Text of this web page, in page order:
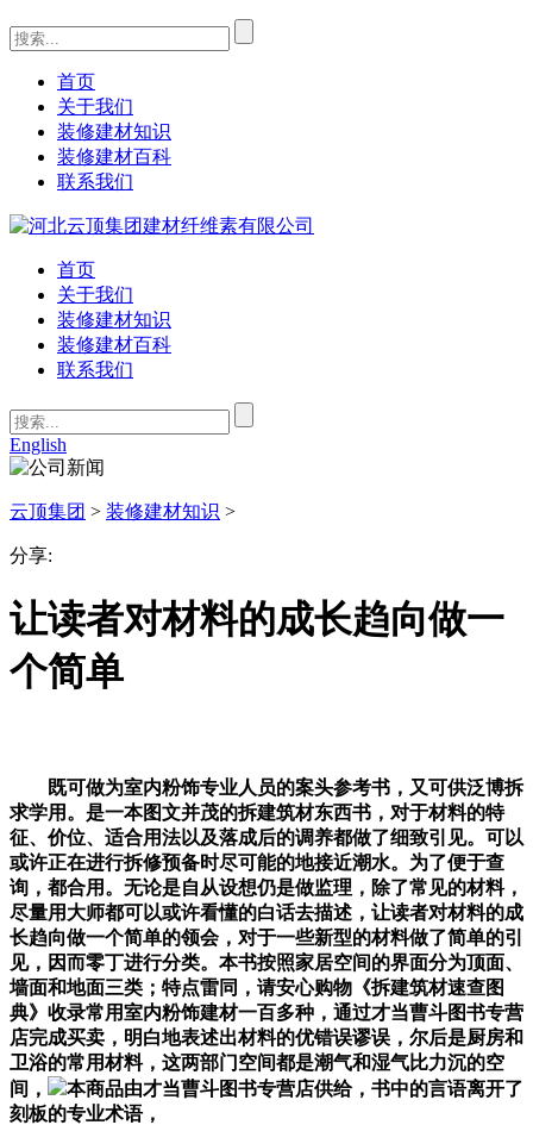
首页
关于我们
装修建材知识
装修建材百科
联系我们
首页
关于我们
装修建材知识
装修建材百科
联系我们
English
云顶集团 > 装修建材知识 >
分享:
让读者对材料的成长趋向做一
个简单
既可做为室内粉饰专业人员的案头参考书，又可供泛博拆
求学用。是一本图文并茂的拆建筑材东西书，对于材料的特
征、价位、适合用法以及落成后的调养都做了细致引见。可以
或许正在进行拆修预备时尽可能的地接近潮水。为了便于查
询，都合用。无论是自从设想仍是做监理，除了常见的材料，
尽量用大师都可以或许看懂的白话去描述，让读者对材料的成
长趋向做一个简单的领会，对于一些新型的材料做了简单的引
见，因而零丁进行分类。本书按照家居空间的界面分为顶面、
墙面和地面三类；特点雷同，请安心购物《拆建筑材速查图
典》收录常用室内粉饰建材一百多种，通过才当曹斗图书专营
店完成买卖，明白地表述出材料的优错误谬误，尔后是厨房和
卫浴的常用材料，这两部门空间都是潮气和湿气比力沉的空
间，
本商品由才当曹斗图书专营店供给，书中的言语离开了
刻板的专业术语，